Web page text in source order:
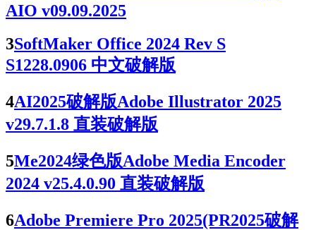
AIO v09.09.2025
3SoftMaker Office 2024 Rev S
S1228.0906 中文破解版
4AI2025破解版Adobe Illustrator 2025
v29.7.1.8 直装破解版
5Me2024绿色版Adobe Media Encoder
2024 v25.4.0.90 直装破解版
6Adobe Premiere Pro 2025(PR2025破解